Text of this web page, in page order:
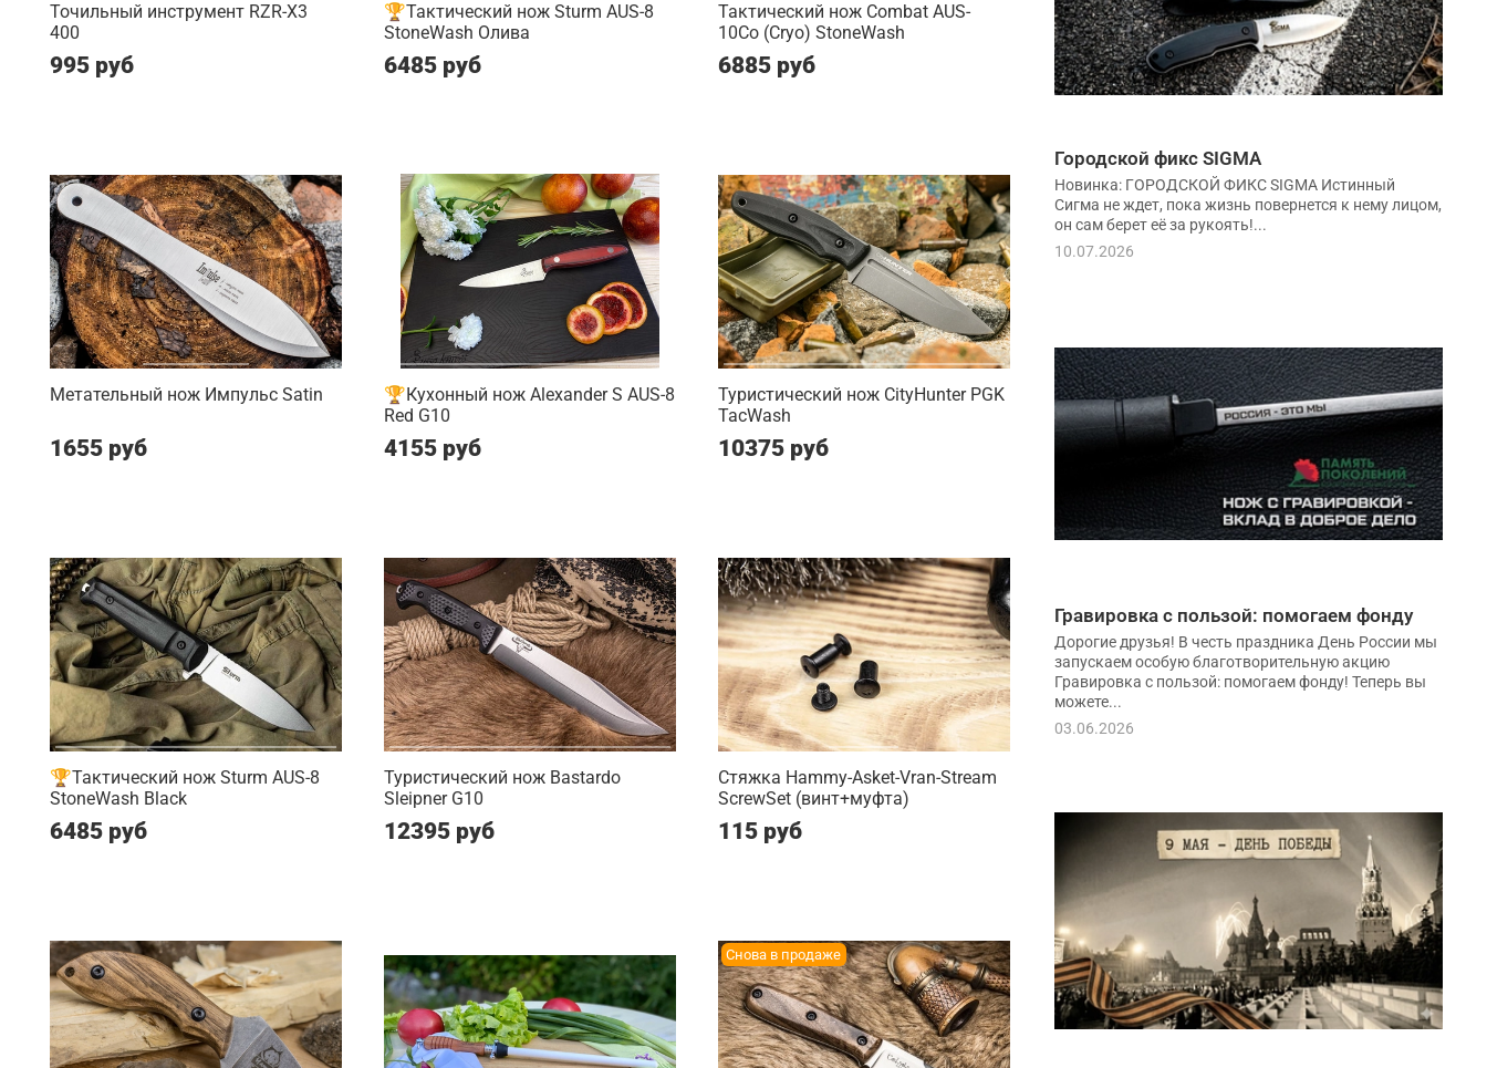
Точильный инструмент RZR-X3
400
995 руб
🏆Тактический нож Sturm AUS-8
StoneWash Олива
6485 руб
Тактический нож Combat AUS-
10Co (Cryo) StoneWash
6885 руб
Метательный нож Импульс Satin
1655 руб
🏆Кухонный нож Alexander S AUS-8
Red G10
4155 руб
Туристический нож CityHunter PGK
TacWash
10375 руб
🏆Тактический нож Sturm AUS-8
StoneWash Black
6485 руб
Туристический нож Bastardo
Sleipner G10
12395 руб
Стяжка Hammy-Asket-Vran-Stream
ScrewSet (винт+муфта)
115 руб
Снова в продаже
Городской фикс SIGMA
Новинка: ГОРОДСКОЙ ФИКС SIGMA Истинный
Сигма не ждет, пока жизнь повернется к нему лицом,
он сам берет её за рукоять!...
10.07.2026
Гравировка с пользой: помогаем фонду
Дорогие друзья! В честь праздника День России мы
запускаем особую благотворительную акцию
Гравировка с пользой: помогаем фонду! Теперь вы
можете...
03.06.2026